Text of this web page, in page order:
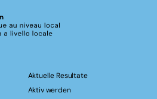
Aktuelle Resultate
Aktiv werden